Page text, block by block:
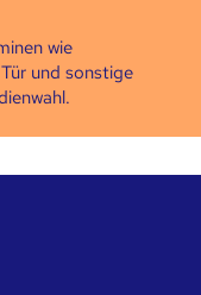
wie
und sonstige